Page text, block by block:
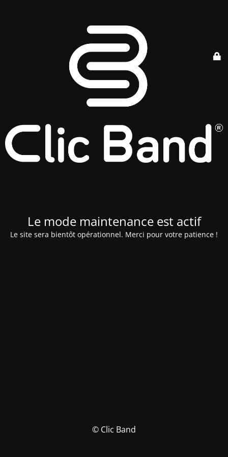
Le mode maintenance est actif
Le site sera bientôt opérationnel. Merci pour votre patience !
© Clic Band